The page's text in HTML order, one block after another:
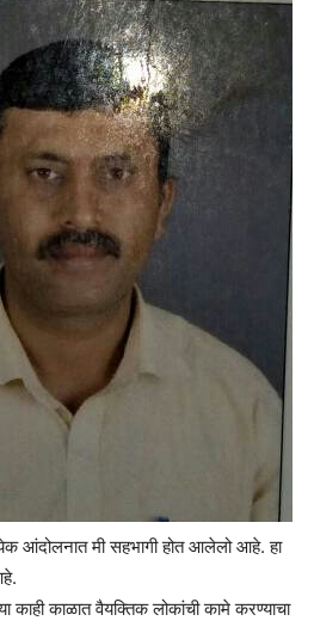
आंदोलनात मी सहभागी होत आलेलो आहे. हा
काळात वैयक्तिक लोकांची कामे करण्याचा